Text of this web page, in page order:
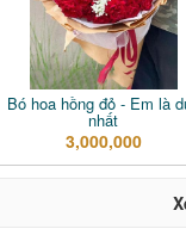
Bó hoa hồng đỏ - Em là
nhất
3,000,000